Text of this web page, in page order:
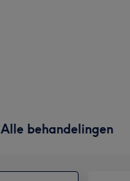
Alle behandelingen